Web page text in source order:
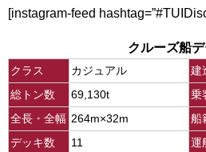
[instagram-feed
クルーズ船デ
クラス カジュアル 建
総トン数
69,130t 乗
全長・全幅 264m×32m 船
デッキ数
11 運